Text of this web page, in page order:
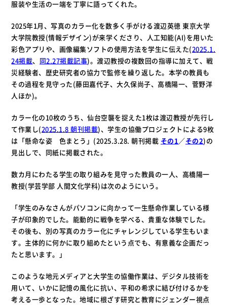
服装や生活の一端を丁寧に語ってくれた。
2025年1月、写真のカラー化を数多く手がける渡辺英徳 東京大学
大学院教授(情報デザイン)が来学くださり、人工知能(AI)を用いた
彩色アプリや、画像編集ソフトの使用方法を学生に伝えた(2025.1.
24掲載、 同2.27掲載記事)。渡辺教授の複数回の指導に加えて、戦
災経験者、歴史研究者の協力で監修を繰り返した。本学の教員も
その過程を見守った(藤田嘉代子、大久保尚子、高橋陽一、菅野洋
人ほか)。
カラー化の10枚のうち、仙台空襲を捉えた1枚は渡辺教授が先行し
て作業し(2025.1.8 朝刊掲載)、学生の協働プロジェクトによる9枚
は「懸命な姿 色まとう」(2025.3.28. 朝刊掲載 その1／その2)の
見出しで、同紙に掲載された。
数カ月にわたる学生の取り組みを見守った教員の一人、高橋陽一
教授(学芸学部 人間文化学科)は次のようにいう。
「学生のみなさんがパソコンに向かって一生懸命作業している様
子が印象的でした。能動的に戦争を学べる、貴重な体験でした。
その後も、別の写真のカラー化にチャレンジしている学生もいま
す。主体的に何かに取り組めたという点でも、有意義な企画だっ
たと思います。」
このような地元メディアと大学生の協働作業は、デジタル技術を
用いて、いかに記憶の風化に抗い、平和の希求に結び付けるかを
考える一歩となった。地域に根ざす研究と教育にジェンダー視点